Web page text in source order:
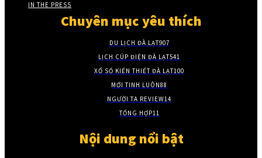
IN THE PRESS
Chuyên mục yêu thích
DU LỊCH ĐÀ LẠT907
LỊCH CÚP ĐIỆN ĐÀ LẠT541
XỔ SỐ KIẾN THIẾT ĐÀ LẠT100
MỚI TINH LUÔN88
NGƯỜI TA REVIEW14
TỔNG HỢP11
Nội dung nổi bật